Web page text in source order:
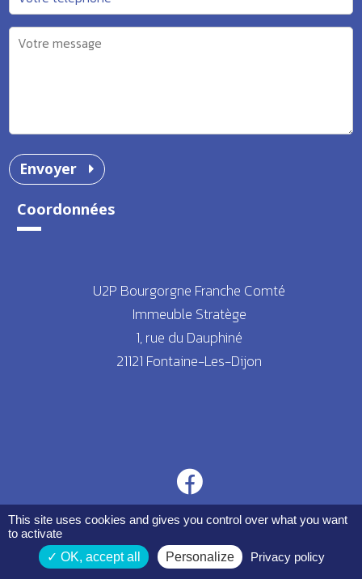
Espace membres
Envoyer
Coordonnées
U2P Bourgorgne Franche Comté
Immeuble Stratège
1, rue du Dauphiné
21121 Fontaine-Les-Dijon
This site uses cookies and gives you control over what you want
to activate
OK, accept all
Personalize Privacy policy